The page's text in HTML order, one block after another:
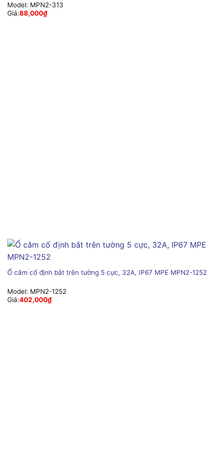
Model: MPN2-313
Giá:88,000₫
Ổ cắm cố định bắt trên tường 5 cực, 32A, IP67 MPE MPN2-1252
Model: MPN2-1252
Giá:402,000₫